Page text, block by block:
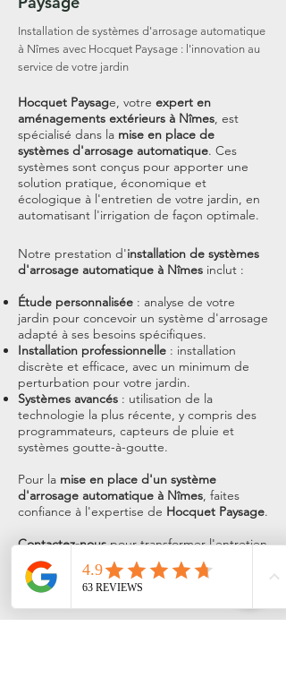
Installation de systèmes d'arrosage automatique
à Nîmes avec Hocquet Paysage : l'innovation au
service de votre jardin
Hocquet Paysage, votre expert en
aménagements extérieurs à Nîmes, est
spécialisé dans la mise en place de
systèmes d'arrosage automatique. Ces
systèmes sont conçus pour apporter une
solution pratique, économique et
écologique à l'entretien de votre jardin, en
automatisant l'irrigation de façon optimale.
Notre prestation d'installation de systèmes
d'arrosage automatique à Nîmes inclut :
Étude personnalisée : analyse de votre
jardin pour concevoir un système d'arrosage
adapté à ses besoins spécifiques.
Installation professionnelle : installation
discrète et efficace, avec un minimum de
perturbation pour votre jardin.
Systèmes avancés : utilisation de la
technologie la plus récente, y compris des
programmateurs, capteurs de pluie et
systèmes goutte-à-goutte.
Pour la mise en place d'un système
d'arrosage automatique à Nîmes, faites
confiance à l'expertise de Hocquet Paysage.
Contactez-nouspour transformer l'entretien
de votre jardin en une expérience sans
effort et durable.